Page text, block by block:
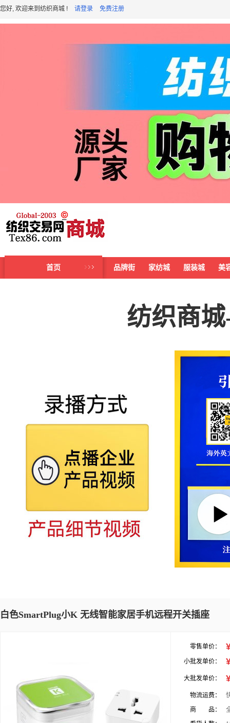
您好, 欢迎来到纺织商城 ! 请登录 免费注册
首页 品牌街 家纺城 服装城 美
纺织商
白色SmartPlug小K 无线智能家居手机远程开关插座
零售单价：
小批发单价：
大批发单价：
物流运费：
商 品：